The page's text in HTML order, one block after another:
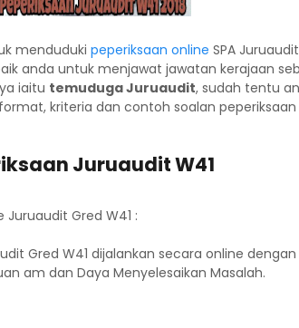
menduduki peperiksaan online SPA
anda untuk menjawat jawatan kerajaan
iaitu temuduga Juruaudit, sudah tentu
kriteria dan contoh soalan peperiksaan
Juruaudit W41
Gred W41 :
Gred W41 dijalankan secara online dengan
am dan Daya Menyelesaikan Masalah.